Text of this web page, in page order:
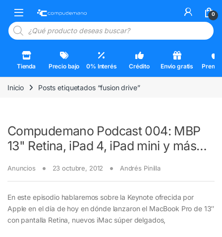
Open 0
Búsqueda de productos
Tienda Precio bajo 0% Interés Crédito Envío gratis
Inicio Posts etiquetados “fusion drive”
Compudemano Podcast 004: MBP
13" Retina, iPad 4, iPad mini y más…
Anuncios 23 octubre, 2012 Andrés Pinilla
En este episodio hablaremos sobre la Keynote ofrecida por
Apple en el día de hoy en dónde lanzaron el MacBook Pro de 13″
con pantalla Retina, nuevos iMac súper delgados,